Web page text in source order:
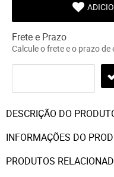
Frete e Prazo
Calcule o frete e o prazo
DESCRIÇÃO DO
INFORMAÇÕES DO
PRODUTOS